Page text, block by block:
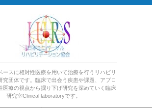
ースに相対性医療を用いて治療を行うリハビリ
究団体です。臨床で出会う疾患や課題、アプロ
医療の視点から掘り下げ研究を深めていく臨床
研究室Clinical laboratoryです。